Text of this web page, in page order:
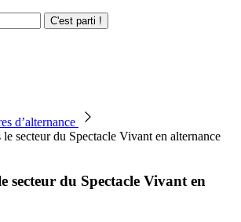
C'est parti !
d’alternance
le secteur du Spectacle Vivant en alternance
secteur du Spectacle Vivant en